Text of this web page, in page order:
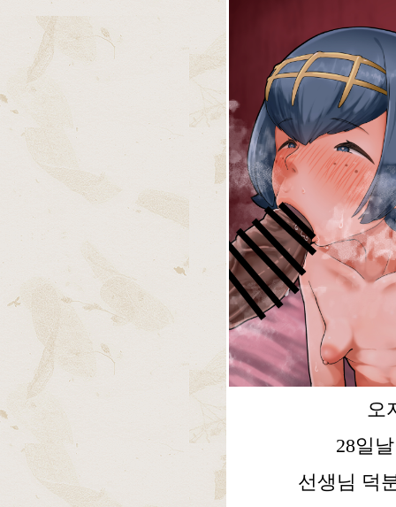
오
28일
선생님 덕